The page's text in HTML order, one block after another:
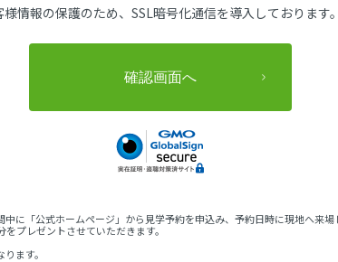
様情報の保護のため、SSL暗号化通信を導入しております。
に「公式ホームページ」から見学予約を申込み、予約日時に現地へ来
プレゼントさせていただきます。
ます。